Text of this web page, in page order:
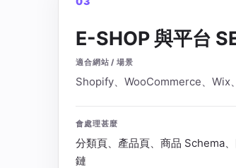
E-SHOP 與平台
適合網站 / 場景
Shopify、WooCommerce、Wix
會處理甚麼
分類頁、產品頁、商品 Schema
鏈